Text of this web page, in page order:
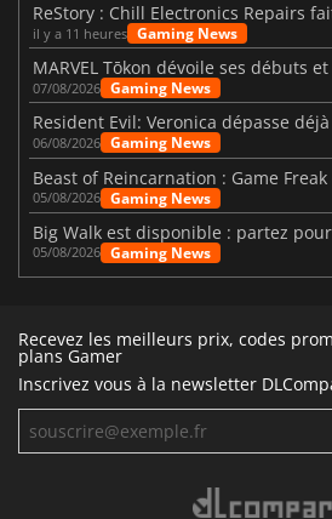
il y a 11 heures Gaming News
07/08/2026 Gaming News
06/08/2026 Gaming News
05/08/2026 Gaming News
05/08/2026 Gaming News
Recevez les meilleurs prix, codes
plans Gamer
Inscrivez vous à la newsletter